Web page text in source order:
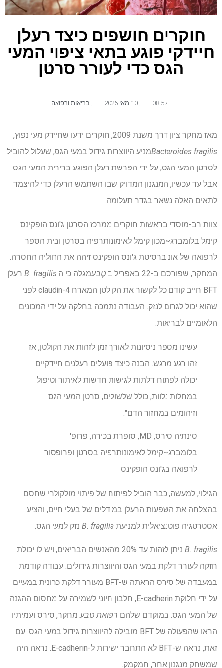
חוקרים חושפים כיצד רעלן
חיידקי פוגע בתאי ציפוי המעי
הגס כדי לעורר סרטן
08:57 10 מאי 2026 בריאות ורפואה
מאז מחקר ציון דרך משנת 2009, חוקרים ידעו שחיידק מעי נפוץ,
Bacteroides fragilisמניע היווצרות גידול במעי הגס, שעלול להוביל
לסרטן המעי הגס, על ידי הפרשת רעלן הפוגע ברירית המעי הגס.
אבל עד עכשיו, המנגנון המדויק שבו השתמש הרעלן כדי להיצמד
לתאים האלה נשאר בגדר תעלומה.
צוות רב-מוסדי בראשות חוקרים ממרכז הסרטן ג'ונס הופקינס
קימל בלומברג~מכון קימל לאימונותרפיה בסרטן ובית הספר
לרפואה של אוניברסיטת ג'ונס הופקינס זיהה את החוליה החסרה.
המחקר, שפורסם ב-22 באפריל ב
טֶבַעמגלה כי ה B. fragilis רעלן
BFT חייב קודם כל לקשור את הקולטן המארח claudin-4 לפני
שהוא יכול לגרום לנזק. העבודה נתמכה בחלקה על ידי המכונים
הלאומיים לבריאות.
עשינו מספר ניסיונות לאורך זמן לזהות את הקולטן, אז
זהו רגע מרגש. הבנה כיצד פועלים רעלנים חיידקיים
יכולה לפתוח דלתות לגישות חדשות לאיתור וטיפול
במחלות נלוות, כולל שלשולים, סרטן המעי הגס
וזיהומים במחזור הדם".
סינתיה סירס, MD, סופרת בכירה, פרופ'
בלומברג~קימל לאימונותרפיה בסרטן ופרופסור
לרפואה בג'ונס הופקינס
הגילוי, למעשה, כבר הוביל לפיתוח של פיתוי מולקולרי שחסם
בהצלחה את השפעות הרעלן במודלים של בעלי חיים, והציע
אסטרטגיה פוטנציאלית למניעת B. fragilis נזק למעי הגס.
B. fragilis
ניתן לזהות עד 20% מהאנשים הבריאים, ויש לו יכולת
חזקה לעורר דלקת במעי הגס והיווצרות גידולים. עבודה קודמת
במעבדה של סירס הראתה ש-BFT מעורר דלקת כרונית במעיים
על ידי חלוקת E-cadherin, חלבון חיוני לשמירה על מחסום ההגנה
של המעי הגס. במוקדם שלהם רפואת טבעמחקר, סירס ועמיתיו
הראו שהפעולה של BFT מובילה להיווצרות גידול במעי הגס. עם
זאת, נראה ש-BFT לא התחבר ישירות ל-E-cadherin. נראה היה
שמשחק מנגנון אחר, חמקמק.